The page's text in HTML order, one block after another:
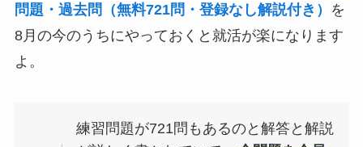
問題・過去問（無料721問・登録なし解説付き）
を
8月の今のうちにやっておくと就活が楽になります
よ。
練習問題が721問もあるのと解答と解説